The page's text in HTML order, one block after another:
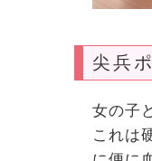
尖兵
女の子
これは